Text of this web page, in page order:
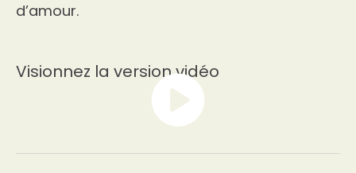
d’amour.
Visionnez la version vidéo